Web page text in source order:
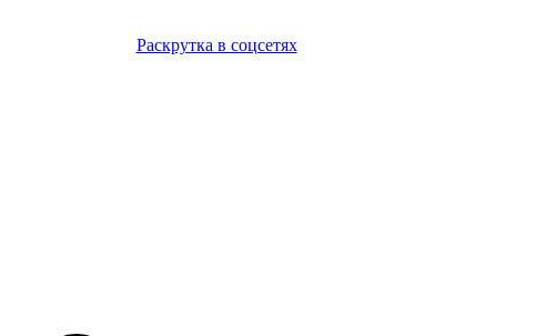
Раскрутка в соцсетях